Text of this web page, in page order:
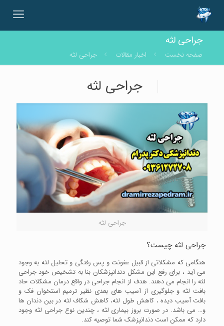
جراحی لثه
صفحه نخست اخبار مقالات جراحی لثه
جراحی لثه
جراحی لثه
جراحی لثه چیست؟
هنگامی که مشکلاتی از قبیل عفونت و پس رفتگی و تحلیل لثه به وجود
می آید ، برای رفع این مشکل دندانپزشکان بنا به تشخیص خود جراحی
لثه را انجام می دهند. هدف از انجام جراحی در واقع درمان مشکلات حاد
بافت لثه و جلوگیری از آسیب های بعدی نظیر ترمیم استخوان فک و
بافت آسیب دیده ، کاهش طول لثه، کاهش شکاف لثه در بین دندان ها
و… می باشد. در صورت بروز بیماری لثه ، چندین نوع جراحی لثه وجود
دارد که ممکن است دندانپزشک شما توصیه کند.